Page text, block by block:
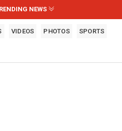
NEWS
VIDEOS PHOTOS SPORTS